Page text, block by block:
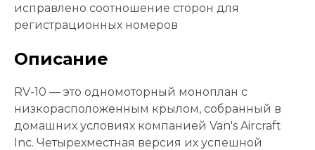
исправлено соотношение сторон для
регистрационных номеров
Описание
RV-10 — это одномоторный моноплан с
низкорасположенным крылом, собранный в
домашних условиях компанией Van's Aircraft
Inc. Четырехместная версия их успешной